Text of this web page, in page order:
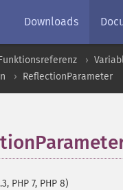
Downloads
ReflectionParameter
PHP 7, PHP 8)